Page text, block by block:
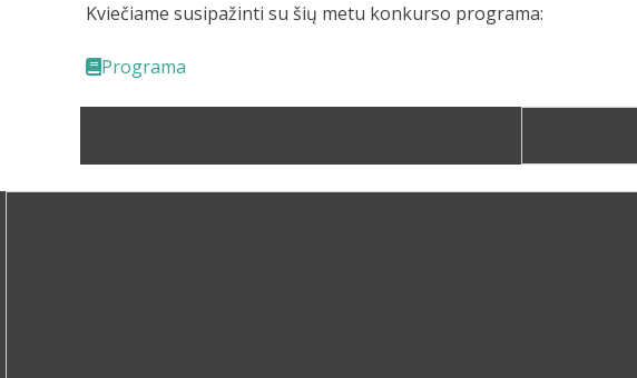
Kviečiame susipažinti su šių metu konkurso programa:
Programa